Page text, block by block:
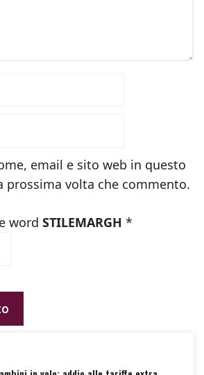
email e sito web in questo
prossima volta che commento.
word STILEMARGH *